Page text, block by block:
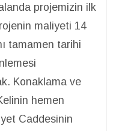
projemizin ilk
maliyeti 14
tamamen tarihi
Konaklama ve
hemen
Caddesinin